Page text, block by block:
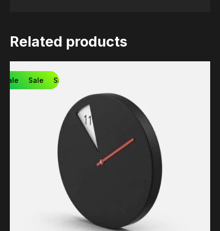
Related products
Sale Sale Sale